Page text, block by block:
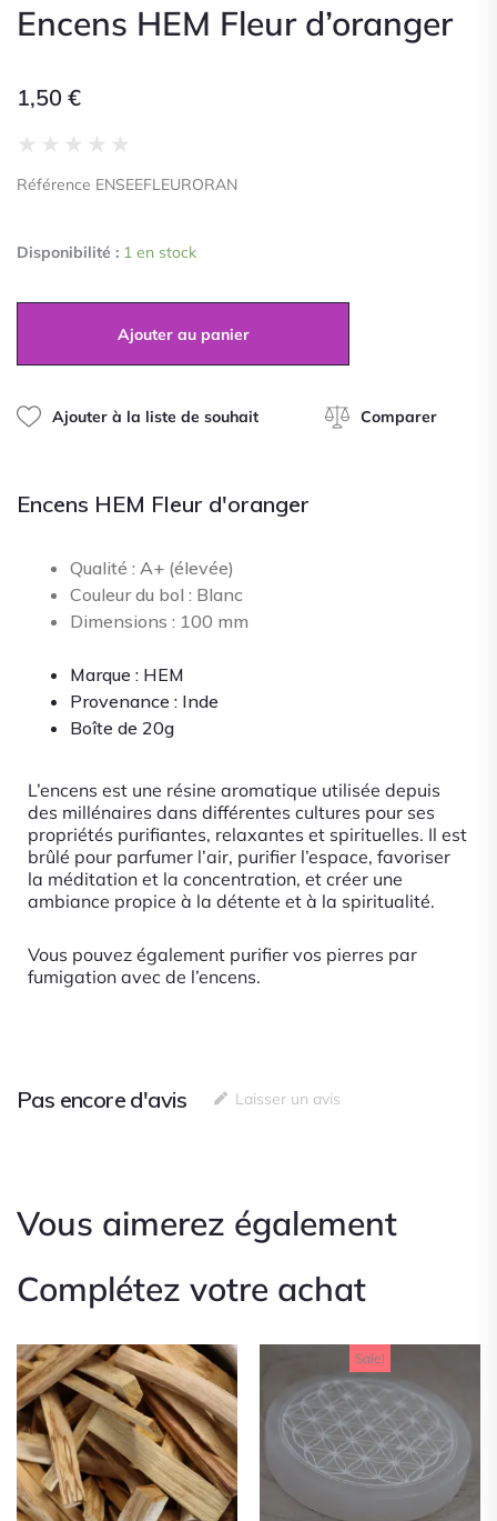
Encens HEM Fleur d’oranger
1,50 €
★ ★ ★ ★ ★
sur
Référence ENSEEFLEURORAN
Disponibilité : 1 en stock
de
HEM
Ajouter au panier
Ajouter à la liste de souhait Comparer
Encens HEM Fleur d'oranger
Qualité : A+ (élevée)
Couleur du bol : Blanc
Dimensions : 100 mm
Marque : HEM
Provenance : Inde
Boîte de 20g
L’encens est une résine aromatique utilisée depuis
des millénaires dans différentes cultures pour ses
propriétés purifiantes, relaxantes et spirituelles. Il est
brûlé pour parfumer l’air, purifier l’espace, favoriser
la méditation et la concentration, et créer une
ambiance propice à la détente et à la spiritualité.
Vous pouvez également purifier vos pierres par
fumigation avec de l’encens.
Pas encore d'avis Laisser un avis
Vous aimerez également
Complétez votre achat
Sale!
Le
prix
initial
était :
19,90 €.
est :